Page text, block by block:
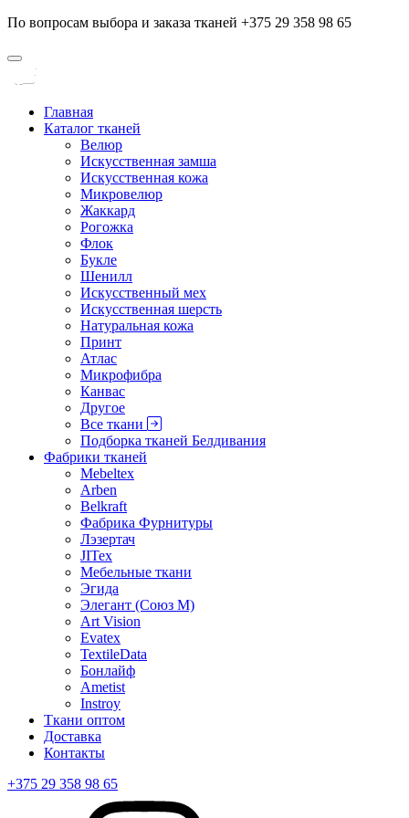
По вопросам выбора и заказа тканей +375 29 358 98 65
Главная
Каталог тканей
Велюр
Искусственная замша
Искусственная кожа
Микровелюр
Жаккард
Рогожка
Флок
Букле
Шенилл
Искусственный мех
Искусственная шерсть
Натуральная кожа
Принт
Атлас
Микрофибра
Канвас
Другое
Все ткани
Подборка тканей Белдивания
Фабрики тканей
Mebeltex
Arben
Belkraft
Фабрика Фурнитуры
Лэзертач
JITex
Мебельные ткани
Эгида
Элегант (Союз М)
Art Vision
Evatex
TextileData
Бонлайф
Ametist
Instroy
Ткани оптом
Доставка
Контакты
+375 29 358 98 65